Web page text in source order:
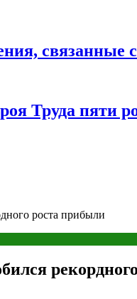
связанные
Труда пяти
роста прибыли